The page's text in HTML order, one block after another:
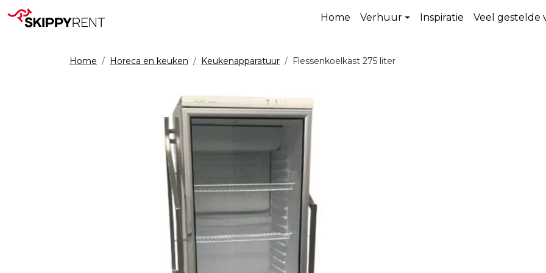
Home Verhuur Inspiratie Veel gestelde
Home Horeca en keuken Keukenapparatuur Flessenkoelkast 275 liter